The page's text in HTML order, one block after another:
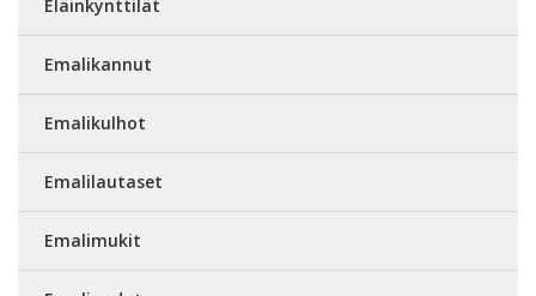
Eläinkynttilät
Emalikannut
Emalikulhot
Emalilautaset
Emalimukit